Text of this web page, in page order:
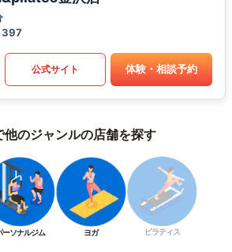
397
公式サイト 体験・相談予約
他のジャンルの店舗を探す
ーソナルジム ヨガ ピラティス